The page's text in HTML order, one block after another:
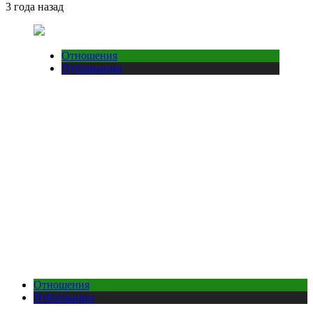
3 года назад
Отношения
Публикации
Отношения
Публикации